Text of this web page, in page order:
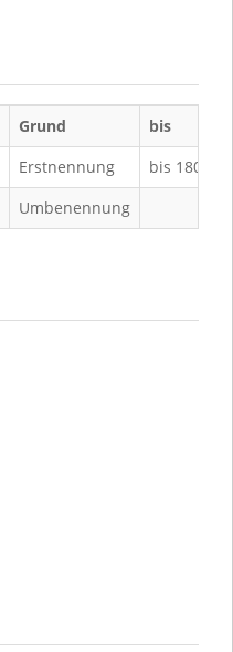
Grund bis
Erstnennung bis 1803
Umbenennung